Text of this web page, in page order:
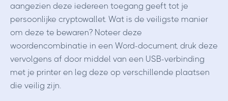
aangezien deze iedereen toegang geeft tot je
persoonlijke cryptowallet. Wat is de veiligste manier
om deze te bewaren? Noteer deze
woordencombinatie in een Word-document, druk deze
vervolgens af door middel van een USB-verbinding
met je printer en leg deze op verschillende plaatsen
die veilig zijn.